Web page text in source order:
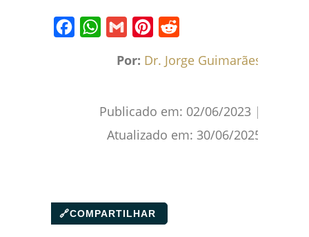
Por: Dr. Jorge Guimarães
Publicado em: 02/06/2023 |
Atualizado em: 30/06/2025
🔗COMPARTILHAR